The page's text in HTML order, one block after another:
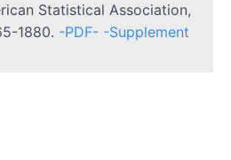
Statistical Association,
1880. -PDF- -Supplement